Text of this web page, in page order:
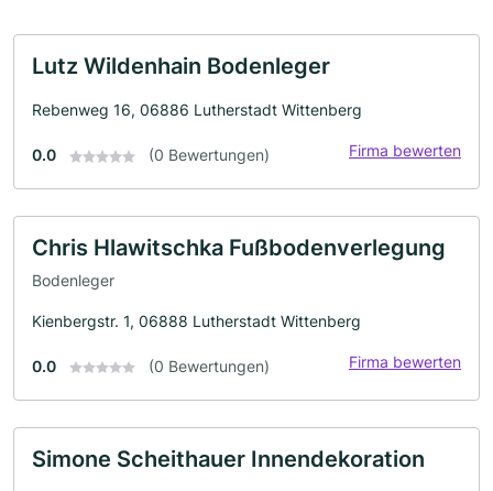
Lutz Wildenhain Bodenleger
Rebenweg 16, 06886 Lutherstadt Wittenberg
0.0 (0 Bewertungen) Firma bewerten
Chris Hlawitschka Fußbodenverlegung
Bodenleger
Kienbergstr. 1, 06888 Lutherstadt Wittenberg
0.0 (0 Bewertungen) Firma bewerten
Simone Scheithauer Innendekoration